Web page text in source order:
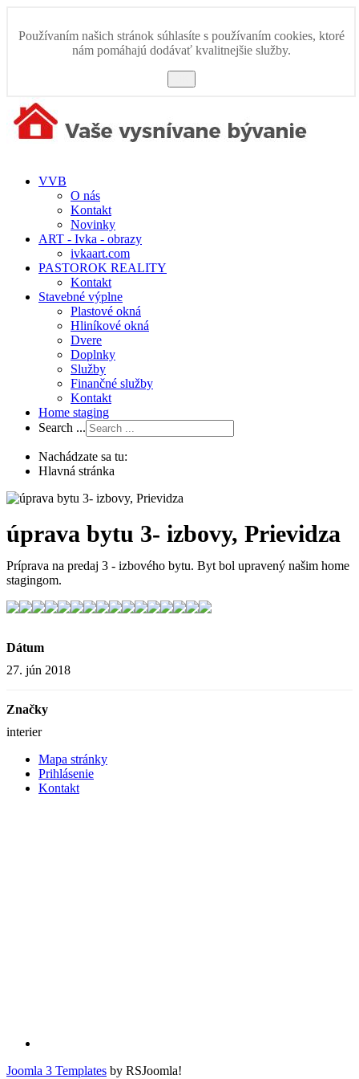
Používaním našich stránok súhlasíte s používaním cookies, ktoré
nám pomáhajú dodávať kvalitnejšie služby.
VVB
O nás
Kontakt
Novinky
ART - Ivka - obrazy
ivkaart.com
PASTOROK REALITY
Kontakt
Stavebné výplne
Plastové okná
Hliníkové okná
Dvere
Doplnky
Služby
Finančné služby
Kontakt
Home staging
Search ...
Nachádzate sa tu:
Hlavná stránka
úprava bytu 3- izbovy, Prievidza
Príprava na predaj 3 - izbového bytu. Byt bol upravený našim home
stagingom.
Dátum
27. jún 2018
Značky
interier
Mapa stránky
Prihlásenie
Kontakt
Joomla 3 Templates by RSJoomla!